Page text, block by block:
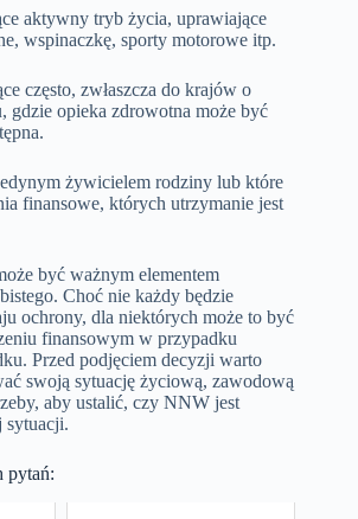
aktywny tryb życia, uprawiające
wspinaczkę, sporty motorowe itp.
często, zwłaszcza do krajów o
gdzie opieka zdrowotna może być
żywicielem rodziny lub które
finansowe, których utrzymanie jest
być ważnym elementem
Choć nie każdy będzie
ochrony, dla niektórych może to być
finansowym w przypadku
Przed podjęciem decyzji warto
swoją sytuację życiową, zawodową
aby ustalić, czy NNW jest
sytuacji.
pytań: